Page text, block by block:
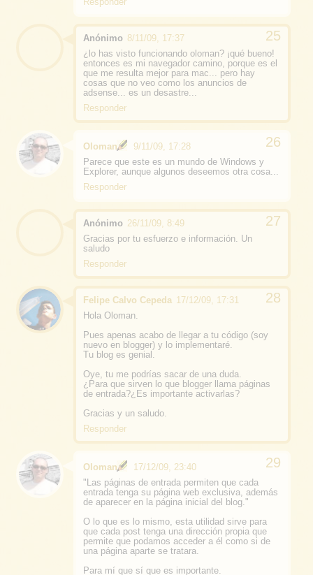
Anónimo 8/11/09, 17:37
¿lo has visto funcionando oloman? ¡qué bueno!
entonces es mi navegador camino, porque es el
que me resulta mejor para mac... pero hay
cosas que no veo como los anuncios de
adsense... es un desastre...
Responder
Oloman
9/11/09, 17:28
Parece que este es un mundo de Windows y
Explorer, aunque algunos deseemos otra cosa...
Responder
Anónimo 26/11/09, 8:49
Gracias por tu esfuerzo e información. Un
saludo
Responder
Felipe Calvo Cepeda 17/12/09, 17:31
Hola Oloman.
Pues apenas acabo de llegar a tu código (soy
nuevo en blogger) y lo implementaré.
Tu blog es genial.
Oye, tu me podrías sacar de una duda.
¿Para que sirven lo que blogger llama páginas
de entrada?¿Es importante activarlas?
Gracias y un saludo.
Responder
Oloman
17/12/09, 23:40
"Las páginas de entrada permiten que cada
entrada tenga su página web exclusiva, además
de aparecer en la página inicial del blog."
O lo que es lo mismo, esta utilidad sirve para
que cada post tenga una dirección propia que
permite que podamos acceder a él como si de
una página aparte se tratara.
Para mí que sí que es importante.